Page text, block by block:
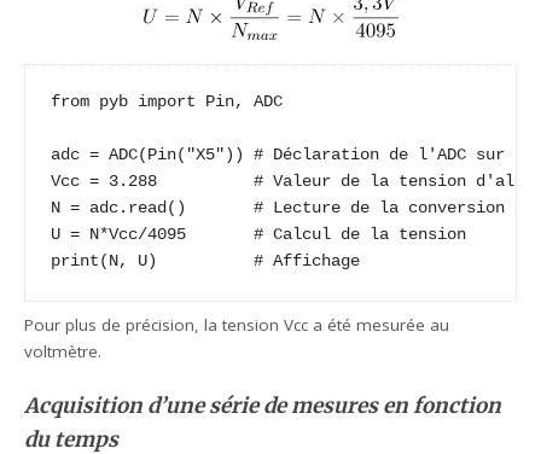
from pyb import Pin, ADC
adc = ADC(Pin("X5")) # Déclaration de l'ADC sur la
Vcc = 3.288          # Valeur de la tension
N = adc.read()       # Lecture de la conversion
U = N*Vcc/4095       # Calcul de la tension
print(N, U)          # Affichage
Pour plus de précision, la tension Vcc a été mesurée au
voltmètre.
Acquisition d’une série de mesures en fonction
du temps